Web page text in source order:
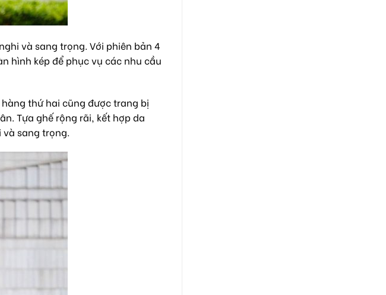
và sang trọng. Với phiên bản 4
hình kép để phục vụ các nhu cầu
thứ hai cũng được trang bị
Tựa ghế rộng rãi, kết hợp da
sang trọng.